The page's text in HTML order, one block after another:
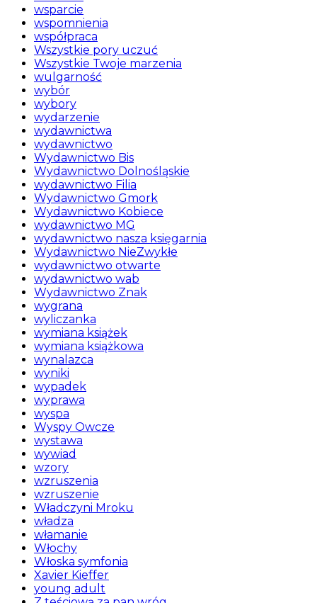
wsparcie
wspomnienia
współpraca
Wszystkie pory uczuć
Wszystkie Twoje marzenia
wulgarność
wybór
wybory
wydarzenie
wydawnictwa
wydawnictwo
Wydawnictwo Bis
Wydawnictwo Dolnośląskie
wydawnictwo Filia
Wydawnictwo Gmork
Wydawnictwo Kobiece
wydawnictwo MG
wydawnictwo nasza księgarnia
Wydawnictwo NieZwykłe
wydawnictwo otwarte
wydawnictwo wab
Wydawnictwo Znak
wygrana
wyliczanka
wymiana książek
wymiana książkowa
wynalazca
wyniki
wypadek
wyprawa
wyspa
Wyspy Owcze
wystawa
wywiad
wzory
wzruszenia
wzruszenie
Władczyni Mroku
władza
włamanie
Włochy
Włoska symfonia
Xavier Kieffer
young adult